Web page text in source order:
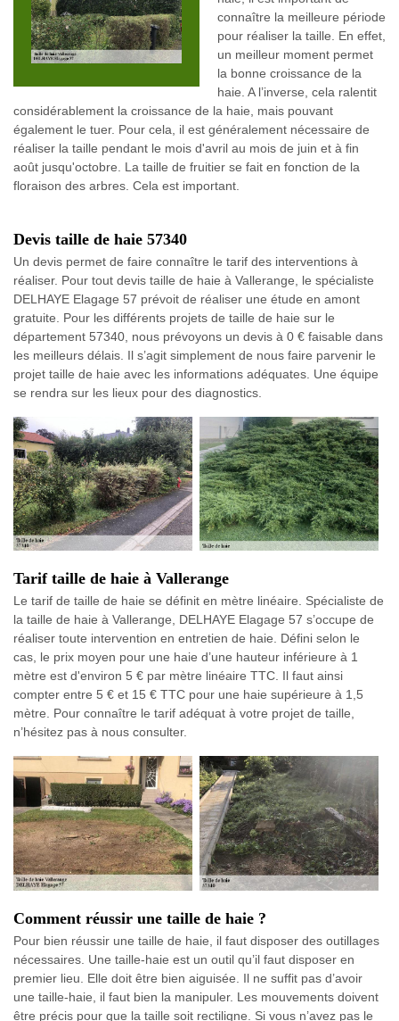
connaître la meilleure période
pour réaliser la taille. En effet,
un meilleur moment permet
la bonne croissance de la
haie. A l’inverse, cela ralentit
considérablement la croissance de la haie, mais pouvant
également le tuer. Pour cela, il est généralement nécessaire de
réaliser la taille pendant le mois d'avril au mois de juin et à fin
août jusqu'octobre. La taille de fruitier se fait en fonction de la
floraison des arbres. Cela est important.
Devis taille de haie 57340
Un devis permet de faire connaître le tarif des interventions à
réaliser. Pour tout devis taille de haie à Vallerange, le spécialiste
DELHAYE Elagage 57 prévoit de réaliser une étude en amont
gratuite. Pour les différents projets de taille de haie sur le
département 57340, nous prévoyons un devis à 0 € faisable dans
les meilleurs délais. Il s’agit simplement de nous faire parvenir le
projet taille de haie avec les informations adéquates. Une équipe
se rendra sur les lieux pour des diagnostics.
Tarif taille de haie à Vallerange
Le tarif de taille de haie se définit en mètre linéaire. Spécialiste de
la taille de haie à Vallerange, DELHAYE Elagage 57 s’occupe de
réaliser toute intervention en entretien de haie. Défini selon le
cas, le prix moyen pour une haie d’une hauteur inférieure à 1
mètre est d'environ 5 € par mètre linéaire TTC. Il faut ainsi
compter entre 5 € et 15 € TTC pour une haie supérieure à 1,5
mètre. Pour connaître le tarif adéquat à votre projet de taille,
n’hésitez pas à nous consulter.
Comment réussir une taille de haie ?
Pour bien réussir une taille de haie, il faut disposer des outillages
nécessaires. Une taille-haie est un outil qu’il faut disposer en
premier lieu. Elle doit être bien aiguisée. Il ne suffit pas d’avoir
une taille-haie, il faut bien la manipuler. Les mouvements doivent
être précis pour que la taille soit rectiligne. Si vous n’avez pas le